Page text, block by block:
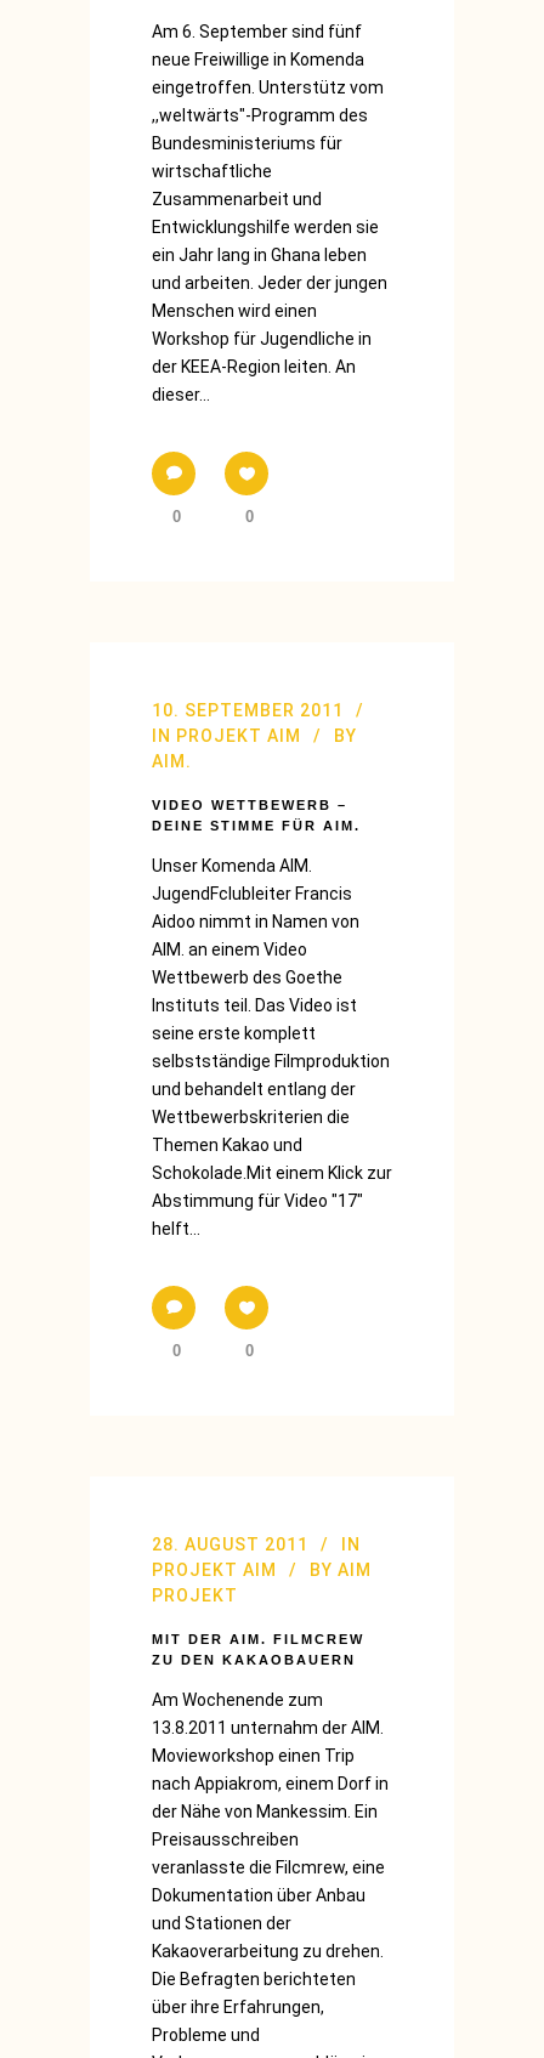
Am 6. September sind fünf
neue Freiwillige in Komenda
eingetroffen. Unterstütz vom
,,weltwärts"-Programm des
Bundesministeriums für
wirtschaftliche
Zusammenarbeit und
Entwicklungshilfe werden sie
ein Jahr lang in Ghana leben
und arbeiten. Jeder der jungen
Menschen wird einen
Workshop für Jugendliche in
der KEEA-Region leiten. An
dieser...
0 0
10. SEPTEMBER 2011
IN PROJEKT AIM
BY
AIM.
VIDEO WETTBEWERB –
DEINE STIMME FÜR AIM.
Unser Komenda AIM.
JugendFclubleiter Francis
Aidoo nimmt in Namen von
AIM. an einem Video
Wettbewerb des Goethe
Instituts teil. Das Video ist
seine erste komplett
selbstständige Filmproduktion
und behandelt entlang der
Wettbewerbskriterien die
Themen Kakao und
Schokolade.Mit einem Klick zur
Abstimmung für Video "17"
helft...
0 0
28. AUGUST 2011
IN
PROJEKT AIM
BY AIM
PROJEKT
MIT DER AIM. FILMCREW
ZU DEN KAKAOBAUERN
Am Wochenende zum
13.8.2011 unternahm der AIM.
Movieworkshop einen Trip
nach Appiakrom, einem Dorf in
der Nähe von Mankessim. Ein
Preisausschreiben
veranlasste die Filcmrew, eine
Dokumentation über Anbau
und Stationen der
Kakaoverarbeitung zu drehen.
Die Befragten berichteten
über ihre Erfahrungen,
Probleme und